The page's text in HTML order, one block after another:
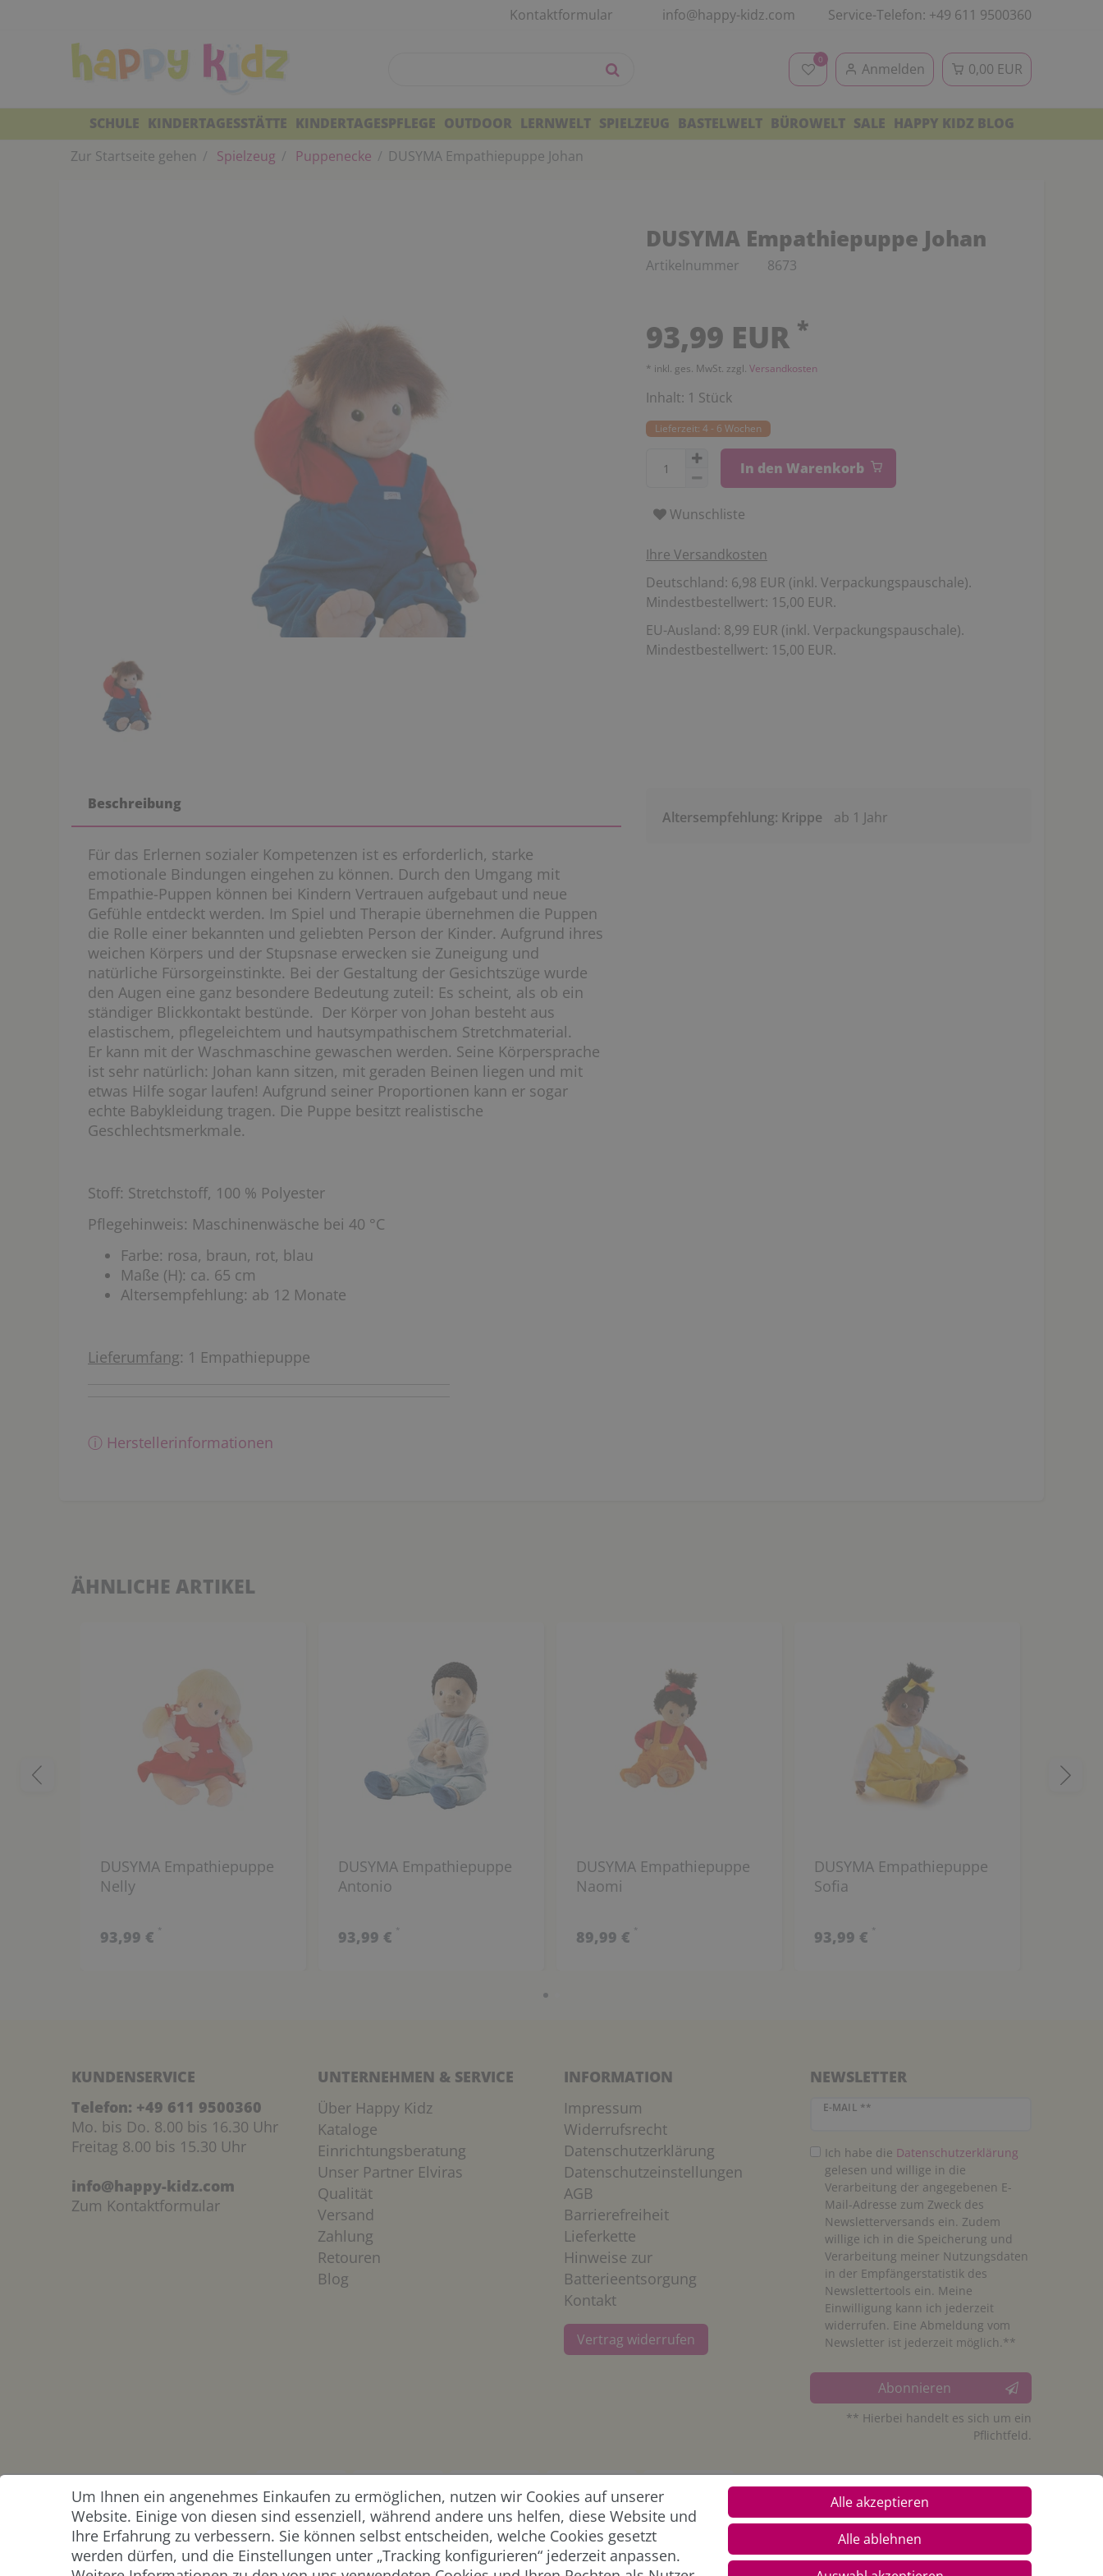
Kontaktformular info@happy-kidz.com Service-Telefon: +49 611 9500360
0
Anmelden 0,00 EUR
SCHULE KINDERTAGESSTÄTTE KINDERTAGESPFLEGE OUTDOOR LERNWELT SPIELZEUG BASTELWELT BÜROWELT SALE HAPPY KIDZ BLOG
Zur Startseite gehen
Spielzeug Puppenecke DUSYMA Empathiepuppe Johan
DUSYMA Empathiepuppe Johan
Artikelnummer 8673
93,99 EUR *
* inkl. ges. MwSt. zzgl. Versandkosten
Inhalt: 1 Stück
Lieferzeit: 4 - 6 Wochen
In den Warenkorb
Wunschliste
Ihre Versandkosten
Deutschland: 6,98 EUR (inkl. Verpackungspauschale).
Mindestbestellwert: 15,00 EUR.
EU-Ausland: 8,99 EUR (inkl. Verpackungspauschale).
Mindestbestellwert: 15,00 EUR.
Beschreibung
Für das Erlernen sozialer Kompetenzen ist es erforderlich, starke
emotionale Bindungen eingehen zu können. Durch den Umgang mit
Empathie-Puppen können bei Kindern Vertrauen aufgebaut und neue
Gefühle entdeckt werden. Im Spiel und Therapie übernehmen die Puppen
die Rolle einer bekannten und geliebten Person der Kinder. Aufgrund ihres
weichen Körpers und der Stupsnase erwecken sie Zuneigung und
natürliche Fürsorgeinstinkte. Bei der Gestaltung der Gesichtszüge wurde
den Augen eine ganz besondere Bedeutung zuteil: Es scheint, als ob ein
ständiger Blickkontakt bestünde. Der Körper von Johan besteht aus
elastischem, pflegeleichtem und hautsympathischem Stretchmaterial.
Er kann mit der Waschmaschine gewaschen werden. Seine Körpersprache
ist sehr natürlich: Johan kann sitzen, mit geraden Beinen liegen und mit
etwas Hilfe sogar laufen! Aufgrund seiner Proportionen kann er sogar
echte Babykleidung tragen. Die Puppe besitzt realistische
Geschlechtsmerkmale.
Stoff: Stretchstoff, 100 % Polyester
Pflegehinweis: Maschinenwäsche bei 40 °C
Farbe: rosa, braun, rot, blau
Maße (H): ca. 65 cm
Altersempfehlung: ab 12 Monate
Lieferumfang: 1 Empathiepuppe
ⓘ Herstellerinformationen
Altersempfehlung: Krippe ab 1 Jahr
ÄHNLICHE ARTIKEL
DUSYMA Empathiepuppe
Nelly
93,99 € *
DUSYMA Empathiepuppe
Antonio
93,99 € *
DUSYMA Empathiepuppe
Naomi
89,99 € *
DUSYMA Empathiepuppe
Sofia
93,99 € *
KUNDENSERVICE
Telefon: +49 611 9500360
Mo. bis Do. 8.00 bis 16.30 Uhr
Freitag 8.00 bis 15.30 Uhr
info@happy-kidz.com
Zum Kontaktformular
UNTERNEHMEN & SERVICE
Über Happy Kidz
Kataloge
Einrichtungsberatung
Unser Partner Elviras
Qualität
Versand
Zahlung
Retouren
Blog
INFORMATION
Impressum
Widerrufsrecht
Datenschutzerklärung
Datenschutzeinstellungen
AGB
Barrierefreiheit
Lieferkette
Hinweise zur
Batterieentsorgung
Kontakt
Vertrag widerrufen
NEWSLETTER
E-MAIL **
Newsletter Honig
Ich habe die Daten­schutz­erklärung
gelesen und willige in die
Verarbeitung der angegebenen E-
Mail-Adresse zum Zweck des
Newsletterversands ein. Zudem
willige ich in die Speicherung und
Verarbeitung meiner Nutzungsdaten
in der Empfängerstatistik des
Newslettertools ein. Meine
Einwilligung kann ich jederzeit
widerrufen. Eine Abmeldung vom
Newsletter ist jederzeit möglich.**
Abonnieren
** Hierbei handelt es sich um ein
Pflichtfeld.
ZAHLUNG &
VERSAND
Um Ihnen ein angenehmes Einkaufen zu ermöglichen, nutzen wir Cookies auf unserer
Website. Einige von diesen sind essenziell, während andere uns helfen, diese Website und
Ihre Erfahrung zu verbessern. Sie können selbst entscheiden, welche Cookies gesetzt
werden dürfen, und die Einstellungen unter „Tracking konfigurieren“ jederzeit anpassen.
Alle akzeptieren
Alle ablehnen